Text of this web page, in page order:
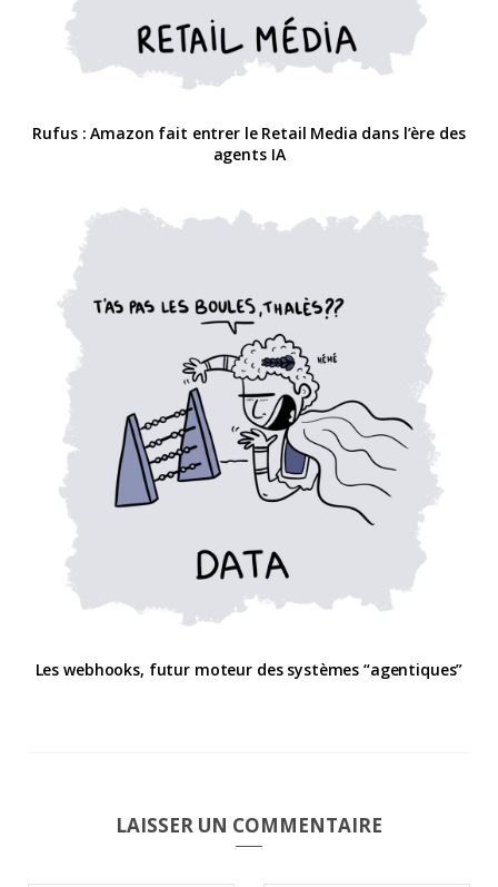
Rufus : Amazon fait entrer le Retail Media dans l’ère des
agents IA
Les webhooks, futur moteur des systèmes “agentiques”
LAISSER UN COMMENTAIRE